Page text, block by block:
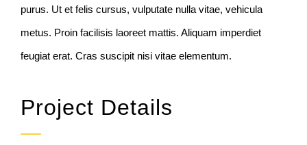
purus. Ut et felis cursus, vulputate nulla vitae, vehicula
metus. Proin facilisis laoreet mattis. Aliquam imperdiet
feugiat erat. Cras suscipit nisi vitae elementum.
Project Details